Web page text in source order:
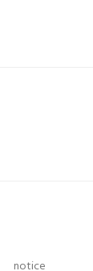
notice